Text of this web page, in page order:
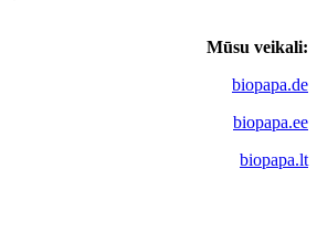
Mūsu veikali:
biopapa.de
biopapa.ee
biopapa.lt